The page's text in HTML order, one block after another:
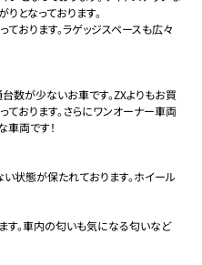
となっております。
ております。ラゲッジスペースも広々
数が少ないお車です。ZXよりもお買
おります。さらにワンオーナー車両
車両です！
状態が保たれております。ホイール
。車内の匂いも気になる匂いなど